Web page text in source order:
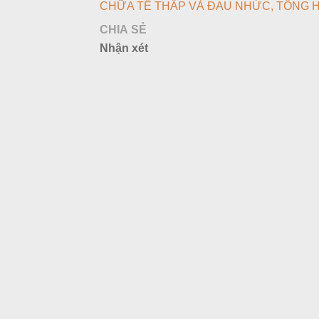
CHỮA TÊ THẤP VÀ ĐAU NHỨC TỔNG
CHIA SẺ
Nhận xét